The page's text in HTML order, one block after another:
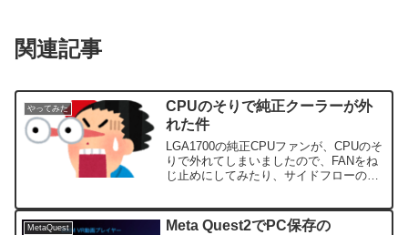
関連記事
やってみた
CPUのそりで純正クーラーが外
れた件
LGA1700の純正CPUファンが、CPUのそ
りで外れてしまいましたので、FANをね
じ止めにしてみたり、サイドフローの空
MetaQuest
Meta Quest2でPC保存の